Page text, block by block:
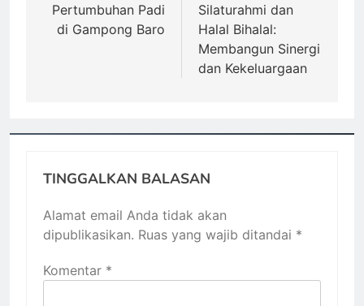
Pertumbuhan Padi
di Gampong Baro
Silaturahmi dan
Halal Bihalal:
Membangun Sinergi
dan Kekeluargaan
TINGGALKAN BALASAN
Alamat email Anda tidak akan
dipublikasikan. Ruas yang wajib ditandai *
Komentar *